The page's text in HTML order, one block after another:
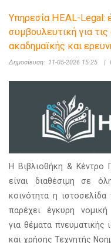
Υπηρεσία HEAL-Legal:
συμβουλευτική για
ακαδημαϊκής και
Δημοσίευση: 11-05-2026 15:25 |
Η Βιβλιοθήκη & Κέντρο
είναι διαθέσιμη σε
κοινότητα η
παρέχει έγκυρη
για θέματα πνευματικής
και χρήσης Τεχνητής